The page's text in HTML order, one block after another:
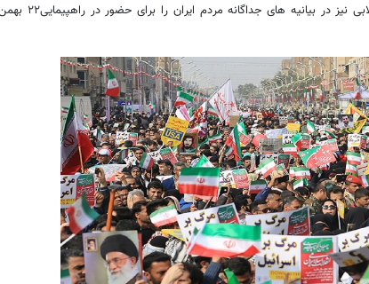
سازمان ها، نهادها و افراد شاخص انقلابی نیز در بیانیه های جداگانه مردم ایران را برای